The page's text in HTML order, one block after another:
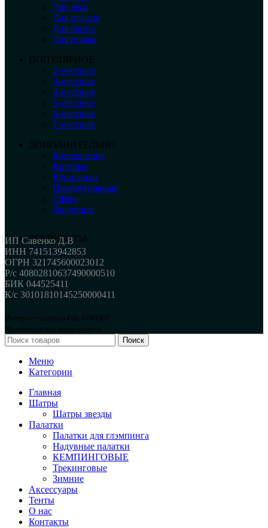
Для леса
Для отдыха
Для охоты
Для пляжа
ПОПУЛЯРНОЕ
2-местные
3-местные
4-местные
5-местные
6-местные
7-местные
ДОПОЛНИТЕЛЬНО
Колокольчик
Круглые
Купольные
Прямоугольные
Сфера
Надувные
РЕКВИЗИТЫ
ИП Савенко Д.В
ИНН 741513942853
ОГРН 321745600023012
Р/с 40802810637490000510
БИК 044525411
К/с 30101810145250000411
Интернет магазин PALATKOFF
Принимаем все виды оплаты.
Поиск
Меню
Категории
Главная
Шатры
Шатры звезды
Палатки
Палатки для глэмпинга
Надувные палатки
КЕМПИНГОВЫЕ
Трекинговые
Зимние
Аксессуары
Тенты
О нас
Контакты